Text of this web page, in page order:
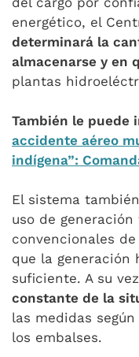
energético, el
determinará la
almacenarse y en
plantas
También le puede
accidente aéreo
indígena”:
El sistema
uso de
convencionales
que la generación
suficiente. A su
constante de la
las medidas
los embalses.